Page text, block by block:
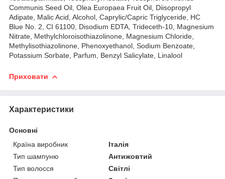
Communis Seed Oil, Olea Europaea Fruit Oil, Diisopropyl
Adipate, Malic Acid, Alcohol, Caprylic/Capric Triglyceride, HC
Blue No. 2, CI 61100, Disodium EDTA, Trideceth-10, Magnesium
Nitrate, Methylchloroisothiazolinone, Magnesium Chloride,
Methylisothiazolinone, Phenoxyethanol, Sodium Benzoate,
Potassium Sorbate, Parfum, Benzyl Salicylate, Linalool
Приховати
Характеристики
Основні
Країна виробник
Італія
Тип шампуню
Антижовтий
Тип волосся
Світлі